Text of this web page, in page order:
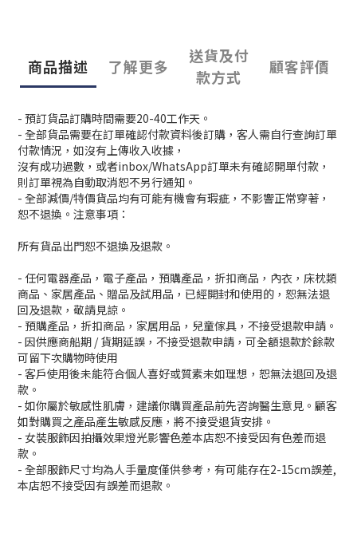
商品描述 了解更多
送貨及付
款方式
顧客評價
- 預訂貨品訂購時間需要20-40工作天。
- 全部貨品需要在訂單確認付款資料後訂購，客人需自行查詢訂單
付款情況，如沒有上傳收入收據，
沒有成功過數，或者inbox/WhatsApp訂單未有確認開單付款，
則訂單視為自動取消恕不另行通知。
- 全部減價/特價貨品均有可能有機會有瑕疵，不影響正常穿著，
恕不退換。注意事項：
所有貨品出門恕不退換及退款。
- 任何電器產品，電子產品，預購產品，折扣商品，內衣，床枕類
商品、家居產品、贈品及試用品，已經開封和使用的，恕無法退
回及退款，敬請見諒。
- 預購產品，折扣商品，家居用品，兒童傢具，不接受退款申請。
- 因供應商船期 / 貨期延誤，不接受退款申請，可全額退款於餘款
可留下次購物時使用
- 客戶使用後未能符合個人喜好或質素未如理想，恕無法退回及退
款。
- 如你屬於敏感性肌膚，建議你購買產品前先咨詢醫生意見。顧客
如對購買之產品產生敏感反應，將不接受退貨安排。
- 女裝服飾因拍攝效果燈光影響色差本店恕不接受因有色差而退
款。
- 全部服飾尺寸均為人手量度僅供參考，有可能存在2-15cm誤差,
本店恕不接受因有誤差而退款。